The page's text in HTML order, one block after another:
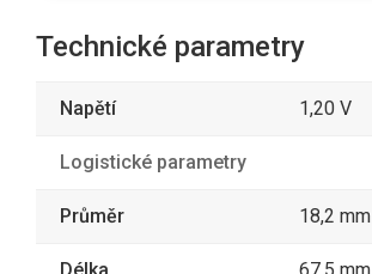
Technické parametry
Napětí 1,20 V
Logistické parametry
Průměr 18,2 mm